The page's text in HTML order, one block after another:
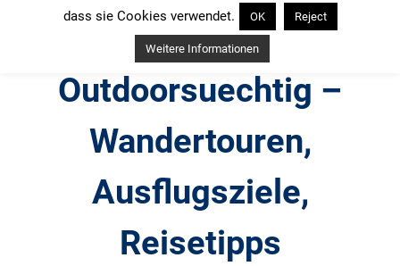
Outdoorsuechtig –
Wandertouren,
Ausflugsziele,
Reisetipps
dass sie Cookies verwendet.
OK Reject
Weitere Informationen